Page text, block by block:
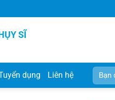
SĨ
dụng Liên hệ
Tìm
kiếm: